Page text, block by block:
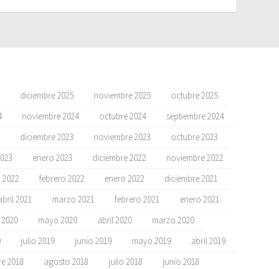
diciembre 2025 noviembre 2025
octubre 2025
noviembre 2024 octubre 2024
septiembre 2024
diciembre 2023 noviembre 2023
octubre 2023
enero 2023 diciembre 2022
noviembre 2022
febrero 2022 enero 2022
diciembre 2021
2021 marzo 2021 febrero 2021
enero 2021
mayo 2020 abril 2020
marzo 2020
julio 2019 junio 2019 mayo 2019
abril 2019
2018 agosto 2018 julio 2018 junio 2018